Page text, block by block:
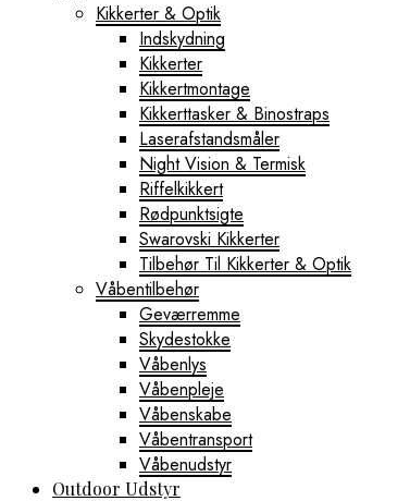
Kikkerter & Optik
Indskydning
Kikkerter
Kikkertmontage
Kikkerttasker & Binostraps
Laserafstandsmåler
Night Vision & Termisk
Riffelkikkert
Rødpunktsigte
Swarovski Kikkerter
Tilbehør Til Kikkerter & Optik
Våbentilbehør
Geværremme
Skydestokke
Våbenlys
Våbenpleje
Våbenskabe
Våbentransport
Våbenudstyr
Outdoor Udstyr